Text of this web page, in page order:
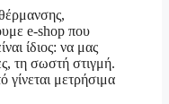
e-shop που
ίδιος: να μας
τη σωστή στιγμή.
γίνεται μετρήσιμα